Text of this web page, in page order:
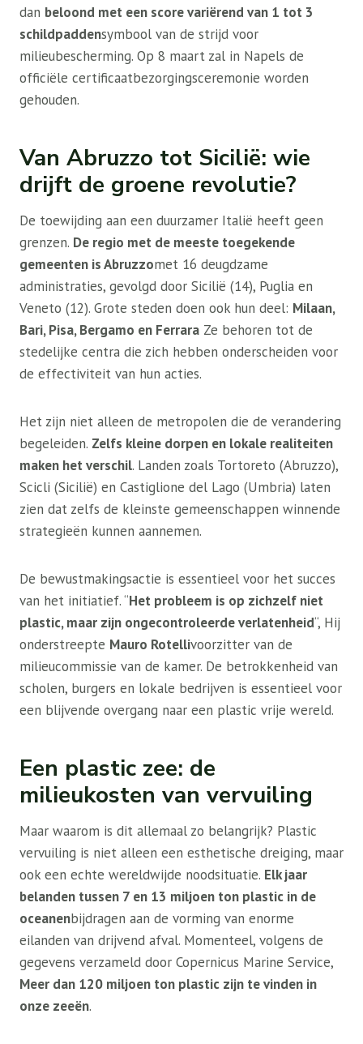
dan beloond met een score variërend van 1 tot 3
schildpaddensymbool van de strijd voor
milieubescherming. Op 8 maart zal in Napels de
officiële certificaatbezorgingsceremonie worden
gehouden.
Van Abruzzo tot Sicilië: wie
drijft de groene revolutie?
De toewijding aan een duurzamer Italië heeft geen
grenzen. De regio met de meeste toegekende
gemeenten is Abruzzomet 16 deugdzame
administraties, gevolgd door Sicilië (14), Puglia en
Veneto (12). Grote steden doen ook hun deel: Milaan,
Bari, Pisa, Bergamo en Ferrara Ze behoren tot de
stedelijke centra die zich hebben onderscheiden voor
de effectiviteit van hun acties.
Het zijn niet alleen de metropolen die de verandering
begeleiden. Zelfs kleine dorpen en lokale realiteiten
maken het verschil. Landen zoals Tortoreto (Abruzzo),
Scicli (Sicilië) en Castiglione del Lago (Umbria) laten
zien dat zelfs de kleinste gemeenschappen winnende
strategieën kunnen aannemen.
De bewustmakingsactie is essentieel voor het succes
van het initiatief. “Het probleem is op zichzelf niet
plastic, maar zijn ongecontroleerde verlatenheid“, Hij
onderstreepte Mauro Rotellivoorzitter van de
milieucommissie van de kamer. De betrokkenheid van
scholen, burgers en lokale bedrijven is essentieel voor
een blijvende overgang naar een plastic vrije wereld.
Een plastic zee: de
milieukosten van vervuiling
Maar waarom is dit allemaal zo belangrijk? Plastic
vervuiling is niet alleen een esthetische dreiging, maar
ook een echte wereldwijde noodsituatie. Elk jaar
belanden tussen 7 en 13 miljoen ton plastic in de
oceanenbijdragen aan de vorming van enorme
eilanden van drijvend afval. Momenteel, volgens de
gegevens verzameld door Copernicus Marine Service,
Meer dan 120 miljoen ton plastic zijn te vinden in
onze zeeën.